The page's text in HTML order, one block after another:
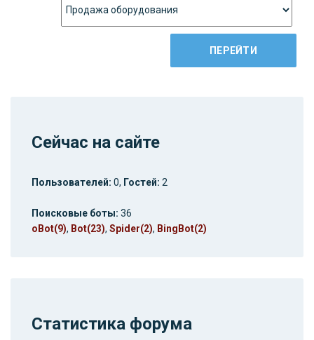
Сейчас на сайте
Пользователей: 0, Гостей: 2
Поисковые боты: 36
oBot(9), Bot(23), Spider(2), BingBot(2)
Статистика форума